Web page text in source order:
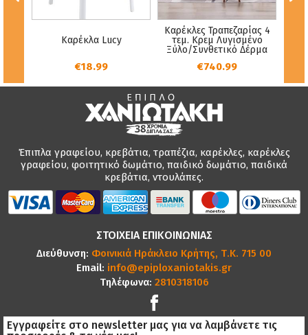
Καρέκλα Lucy
€18.99
Καρέκλες Τραπεζαρίας 4
τεμ. Κρεμ Λυγισμένο
Ξύλο/Συνθετικό Δέρμα
€740.99
Έπιπλα γραφείου, κρεβάτια, τραπέζια, καρέκλες, καρέκλες
γραφείου, φοιτητικό δωμάτιο, παιδικό δωμάτιο, παιδικά
κρεβάτια, ντουλάπες.
ΣΤΟΙΧΕΙΑ ΕΠΙΚΟΙΝΩΝΙΑΣ
Διεύθυνση: Φοινικιά Ηράκλειο Κρήτης, Τ.Κ. 715 00
Email: info@epiploxaniotakis.gr
Τηλέφωνα: 2810318106
Εγγραφείτε στο newsletter μας για να λαμβάνετε τις